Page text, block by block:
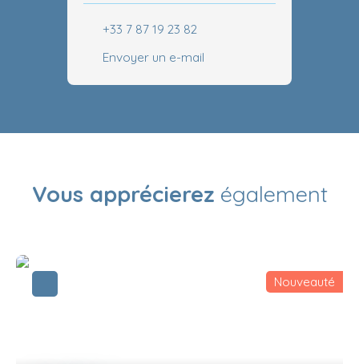
+33 7 87 19 23 82
Envoyer un e-mail
Vous apprécierez également
Nouveauté